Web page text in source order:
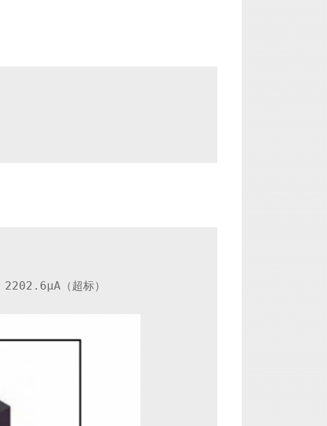
2202 . 6μA （超标）